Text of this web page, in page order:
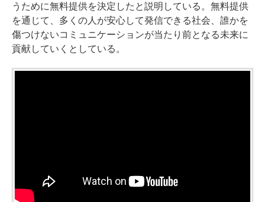
うために無料提供を決定したと説明している。無料提供
を通じて、多くの人が安心して発信できる社会、誰かを
傷つけないコミュニケーションが当たり前となる未来に
貢献していくとしている。